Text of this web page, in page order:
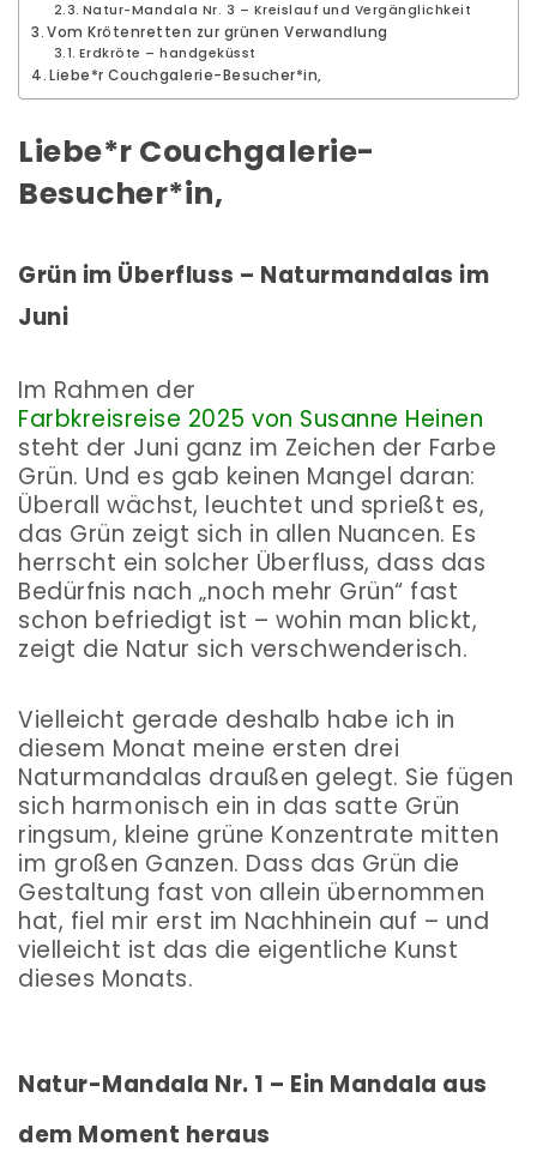
Natur-Mandala Nr. 3 – Kreislauf und Vergänglichkeit
Vom Krötenretten zur grünen Verwandlung
Erdkröte – handgeküsst
Liebe*r Couchgalerie-Besucher*in,
Liebe*r Couchgalerie-
Besucher*in,
Grün im Überfluss – Naturmandalas im
Juni
Im Rahmen der
Farbkreisreise 2025 von Susanne Heinen
steht der Juni ganz im Zeichen der Farbe
Grün. Und es gab keinen Mangel daran:
Überall wächst, leuchtet und sprießt es,
das Grün zeigt sich in allen Nuancen. Es
herrscht ein solcher Überfluss, dass das
Bedürfnis nach „noch mehr Grün“ fast
schon befriedigt ist – wohin man blickt,
zeigt die Natur sich verschwenderisch.
Vielleicht gerade deshalb habe ich in
diesem Monat meine ersten drei
Naturmandalas draußen gelegt. Sie fügen
sich harmonisch ein in das satte Grün
ringsum, kleine grüne Konzentrate mitten
im großen Ganzen. Dass das Grün die
Gestaltung fast von allein übernommen
hat, fiel mir erst im Nachhinein auf – und
vielleicht ist das die eigentliche Kunst
dieses Monats.
Natur-Mandala Nr. 1 – Ein Mandala aus
dem Moment heraus